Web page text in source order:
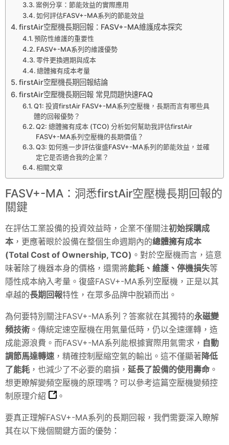
案例分享：節能效益的實際應用
如何評估FASV+-MA系列的節能效益
firstAir空壓機長期回報：FASV+-MA維護成本探究
預防性維護的重要性
FASV+-MA系列的維護優勢
零件更換週期與成本
總體擁有成本考量
firstAir空壓機長期回報結論
firstAir空壓機長期回報 常見問題快速FAQ
Q1: 投資firstAir FASV+-MA系列空壓機，長期而言有哪些具
體的回報優勢？
Q2: 總體擁有成本 (TCO) 分析如何幫助我評估firstAir
FASV+-MA系列空壓機的長期價值？
Q3: 如何進一步評估復盛FASV+-MA系列的節能效益，並確
定它是否適合我的企業？
相關文章
FASV+-MA：洞悉firstAir空壓機長期回報的
關鍵
在評估工業設備的投資效益時，企業不僅關注初始採購成
本 ，更應著眼於設備在整個生命週期內的總體擁有成本
(Total Cost of Ownership, TCO) 。對於空壓機而言，這意
味著除了機器本身的價格，還需將能耗、維護、停機損失等
隱性成本納入考量。復盛FASV+-MA系列空壓機，正是以其
卓越的長期回報特性，在眾多品牌中脫穎而出。
為何要特別關注FASV+-MA系列？答案就在其獨特的永磁變
頻技術 。傳統定速空壓機在用氣量低時，仍以全速運轉，造
成能源浪費。而FASV+-MA系列能根據實際用氣需求， 自動
調節馬達轉速 ，精確控制壓縮空氣的輸出。這不僅顯著降低
了能耗 ，也減少了不必要的磨損， 延長了設備的使用壽命 。
想更瞭解變頻空壓機的原理嗎？可以參考這篇空壓機變頻控
制原理介紹
。
要真正理解FASV+-MA系列的長期回報，我們需要深入瞭解
其在以下幾個關鍵方面的優勢：